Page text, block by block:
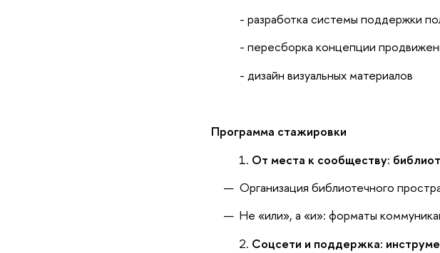
- разработка системы поддержки
- пересборка концепции
- дизайн визуальных материалов
Программа стажировки
От места к сообществу:
Организация библиотечного
Не «или», а «и»: форматы
Соцсети и поддержка: